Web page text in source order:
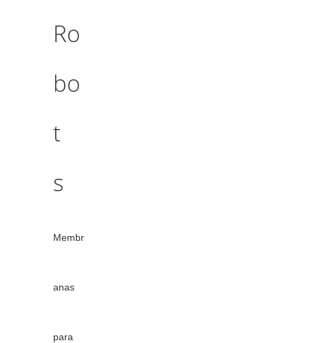
Ro
bo
t
s
Membr
anas
para